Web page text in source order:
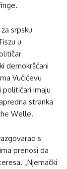
srpsku
u
demokršćani
Vučićevu
političari imaju
stranka
Welle.
s
prenosi da
„Njemački